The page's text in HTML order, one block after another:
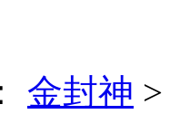
金封神